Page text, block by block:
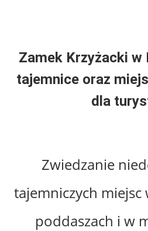
Zamek Krzyżacki w
tajemnice oraz
dla
Zwiedzanie
tajemniczych miejsc
poddaszach i w